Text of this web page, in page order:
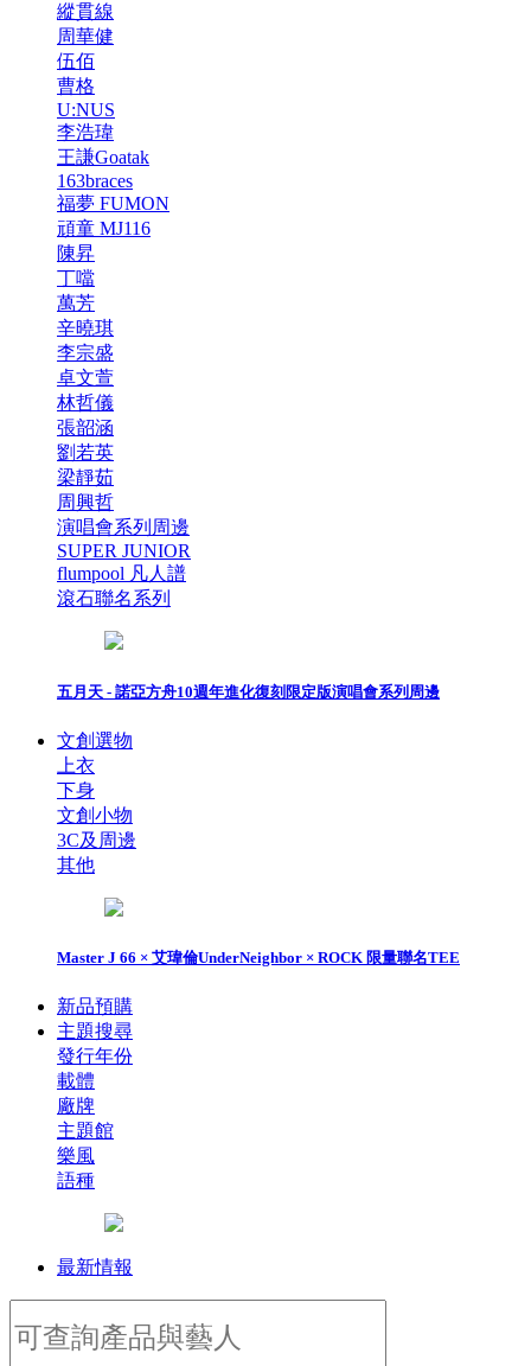
縱貫線
周華健
伍佰
曹格
U:NUS
李浩瑋
王謙Goatak
163braces
福夢 FUMON
頑童 MJ116
陳昇
丁噹
萬芳
辛曉琪
李宗盛
卓文萱
林哲儀
張韶涵
劉若英
梁靜茹
周興哲
演唱會系列周邊
SUPER JUNIOR
flumpool 凡人譜
滾石聯名系列
五月天 - 諾亞方舟10週年進化復刻限定版演唱會系列周邊
文創選物
上衣
下身
文創小物
3C及周邊
其他
Master J 66 × 艾瑋倫UnderNeighbor × ROCK 限量聯名TEE
新品預購
主題搜尋
發行年份
載體
廠牌
主題館
樂風
語種
最新情報